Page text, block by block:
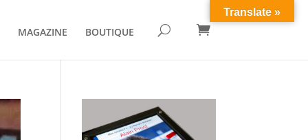
MAGAZINE BOUTIQUE U 
Translate »